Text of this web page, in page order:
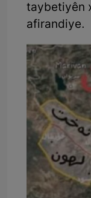
taybetiyên
afirandiye.